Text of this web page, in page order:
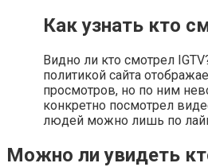
Как узнать кто
Видно ли кто смотрел
политикой сайта
просмотров, но по ним
конкретно посмотрел
людей можно лишь по
Можно ли увидеть